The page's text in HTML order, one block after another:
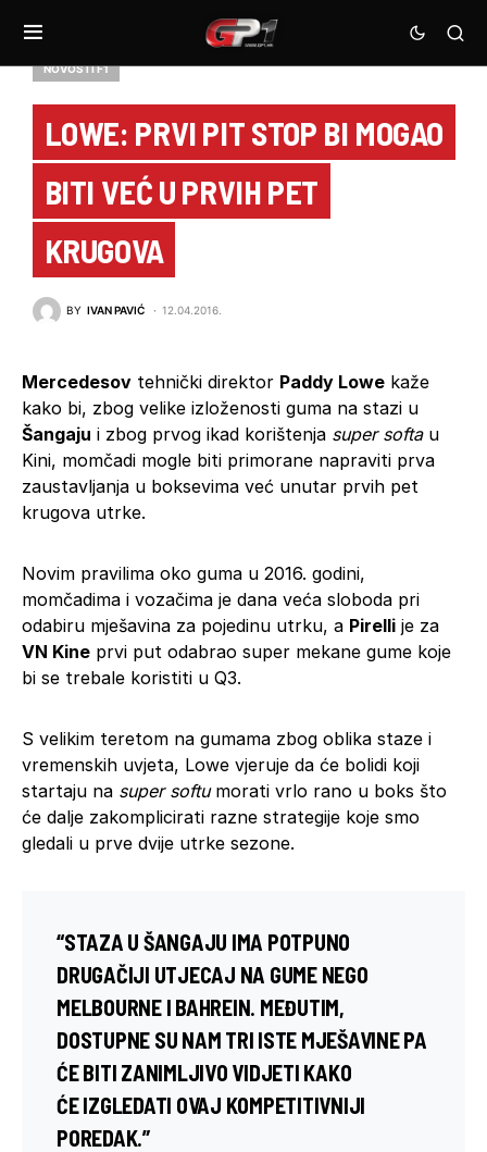
NOVOSTI F1
LOWE: PRVI PIT STOP BI MOGAO
BITI VEĆ U PRVIH PET
KRUGOVA
BY IVAN PAVIĆ 12.04.2016.
Mercedesov tehnički direktor Paddy Lowe kaže
kako bi, zbog velike izloženosti guma na stazi u
Šangaju i zbog prvog ikad korištenja super softau
Kini, momčadi mogle biti primorane napraviti prva
zaustavljanja u boksevima već unutar prvih pet
krugova utrke.
Novim pravilima oko guma u 2016. godini,
momčadima i vozačima je dana veća sloboda pri
odabiru mješavina za pojedinu utrku, a Pirelli je za
VN Kine prvi put odabrao super mekane gume koje
bi se trebale koristiti u Q3.
S velikim teretom na gumama zbog oblika staze i
vremenskih uvjeta, Lowe vjeruje da će bolidi koji
startaju na super softumorati vrlo rano u boks što
će dalje zakomplicirati razne strategije koje smo
gledali u prve dvije utrke sezone.
“STAZA U ŠANGAJU IMA POTPUNO
DRUGAČIJI UTJECAJ NA GUME NEGO
MELBOURNEI BAHREIN. MEĐUTIM,
DOSTUPNE SU NAM TRI ISTE MJEŠAVINE PA
ĆE BITI ZANIMLJIVO VIDJETI KAKO
ĆE IZGLEDATI OVAJ KOMPETITIVNIJI
POREDAK.”